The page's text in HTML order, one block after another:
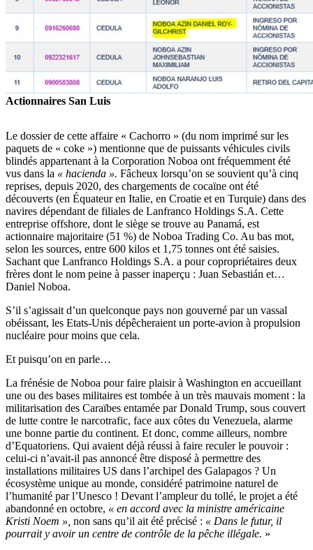
Actionnaires San Luis
Le dossier de cette affaire « Cachorro » (du nom imprimé sur les
paquets de « coke ») mentionne que de puissants véhicules civils
blindés appartenant à la Corporation Noboa ont fréquemment été
vus dans la « hacienda ». Fâcheux lorsqu’on se souvient qu’à cinq
reprises, depuis 2020, des chargements de cocaïne ont été
découverts (en Équateur en Italie, en Croatie et en Turquie) dans des
navires dépendant de filiales de Lanfranco Holdings S.A. Cette
entreprise offshore, dont le siège se trouve au Panamá, est
actionnaire majoritaire (51 %) de Noboa Trading Co. Au bas mot,
selon les sources, entre 600 kilos et 1,75 tonnes ont été saisies.
Sachant que Lanfranco Holdings S.A. a pour copropriétaires deux
frères dont le nom peine à passer inaperçu : Juan Sebastián et…
Daniel Noboa.
S’il s’agissait d’un quelconque pays non gouverné par un vassal
obéissant, les Etats-Unis dépêcheraient un porte-avion à propulsion
nucléaire pour moins que cela.
Et puisqu’on en parle…
La frénésie de Noboa pour faire plaisir à Washington en accueillant
une ou des bases militaires est tombée à un très mauvais moment : la
militarisation des Caraïbes entamée par Donald Trump, sous couvert
de lutte contre le narcotrafic, face aux côtes du Venezuela, alarme
une bonne partie du continent. Et donc, comme ailleurs, nombre
d’Equatoriens. Qui avaient déjà réussi à faire reculer le pouvoir :
celui-ci n’avait-il pas annoncé être disposé à permettre des
installations militaires US dans l’archipel des Galapagos ? Un
écosystème unique au monde, considéré patrimoine naturel de
l’humanité par l’Unesco ! Devant l’ampleur du tollé, le projet a été
abandonné en octobre, « en accord avec la ministre américaine
Kristi Noem », non sans qu’il ait été précisé : « Dans le futur, il
pourrait y avoir un centre de contrôle de la pêche illégale. »